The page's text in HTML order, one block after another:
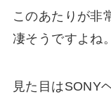
このあたりが非
凄そうですよね。
見た目はSONY